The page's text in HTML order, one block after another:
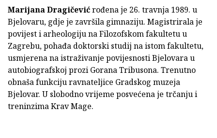
Marijana Dragičevićrođena je 26. travnja 1989. u
Bjelovaru, gdje je završila gimnaziju. Magistrirala je
povijest i arheologiju na Filozofskom fakultetu u
Zagrebu, pohađa doktorski studij na istom fakultetu,
usmjerena na istraživanje povijesnosti Bjelovara u
autobiografskoj prozi Gorana Tribusona. Trenutno
obnaša funkciju ravnateljice Gradskog muzeja
Bjelovar. U slobodno vrijeme posvećena je trčanju i
treninzima Krav Mage.